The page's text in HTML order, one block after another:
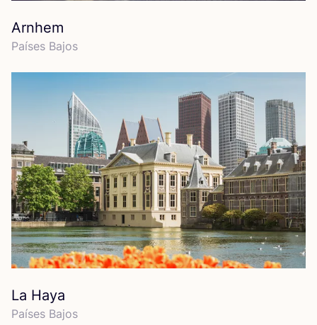
Arnhem
Paí­ses Bajos
La Haya
Paí­ses Bajos